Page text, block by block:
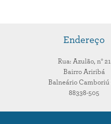
Endereço
Rua: Azulão, n° 21
Bairro Ariribá
Balneário Camboriú
88338-505